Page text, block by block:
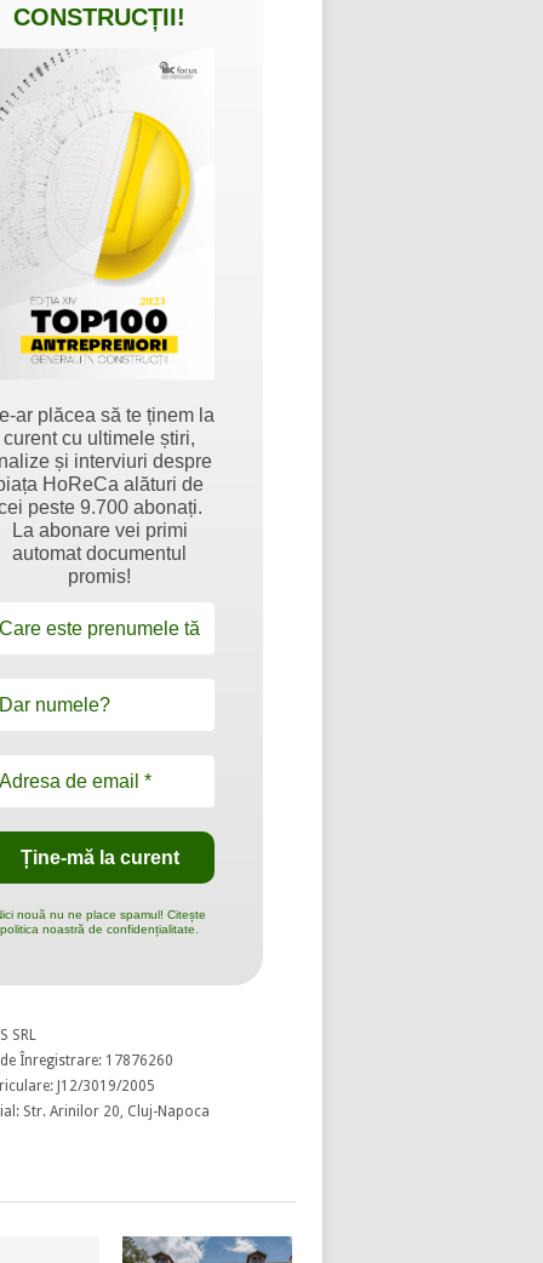
CONSTRUCȚII!
ar plăcea să te ținem la
curent cu ultimele știri,
și interviuri despre
HoReCa alături de
peste 9.700 abonați.
La abonare vei primi
automat documentul
promis!
nouă nu ne place spamul! Citește
politica noastră de confidențialitate.
SRL
Înregistrare: 17876260
J12/3019/2005
Str. Arinilor 20, Cluj-Napoca